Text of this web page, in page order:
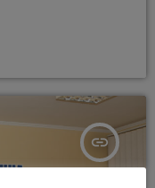
insert_link